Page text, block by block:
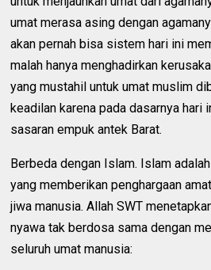
umat merasa asing dengan
akan pernah bisa sistem hari ini
malah hanya menghadirkan
yang mustahil untuk umat muslim
keadilan karena pada dasarnya hari
sasaran empuk antek Barat.
Berbeda dengan Islam. Islam
yang memberikan penghargaan
jiwa manusia. Allah SWT
nyawa tak berdosa sama dengan
seluruh umat manusia: